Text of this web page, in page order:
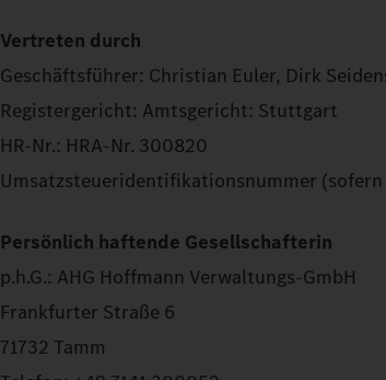
Vertreten durch
Geschäftsführer: Christian Euler, Dirk
Registergericht: Amtsgericht: Stuttgart
HR-Nr.: HRA-Nr. 300820
Umsatzsteueridentifikationsnummer (sofern
Persönlich haftende Gesellschafterin
p.h.G.: AHG Hoffmann Verwaltungs-GmbH
Frankfurter Straße 6
71732 Tamm